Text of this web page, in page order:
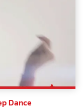
Dance